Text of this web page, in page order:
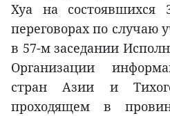
Хуа на состоявшихся
переговорах по случаю
в 57-м заседании
Организации
стран Азии и
проходящем в